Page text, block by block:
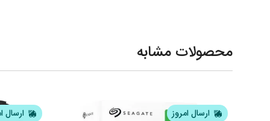
محصولات مشابه
ارسال امروز ارسال